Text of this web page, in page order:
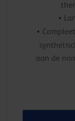
aan de